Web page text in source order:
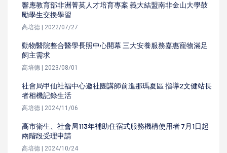
響應教育部非洲菁英人才培育專案 義大結盟南非金山大學鼓
勵學生交換學習
高培德 | 2022/07/27
動物醫院整合醫學長照中心開幕 三大安養服務嘉惠寵物滿足
飼主需求
高培德 | 2023/08/01
社會局甲仙社福中心邀社團講師前進那瑪夏區 指導2文健站長
者相機記錄生活
高培德 | 2024/11/06
高市衛生、社會局113年補助住宿式服務機構使用者 7月1日起
兩階段受理申請
高培德 | 2024/10/24